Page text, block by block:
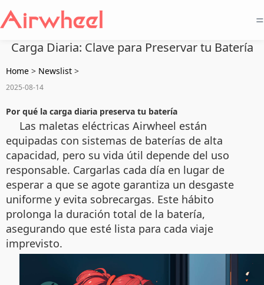
=
Carga Diaria: Clave para Preservar tu Batería
Home > Newslist >
2025-08-14
Por qué la carga diaria preserva tu batería
Las maletas eléctricas Airwheel están
equipadas con sistemas de baterías de alta
capacidad, pero su vida útil depende del uso
responsable. Cargarlas cada día en lugar de
esperar a que se agote garantiza un desgaste
uniforme y evita sobrecargas. Este hábito
prolonga la duración total de la batería,
asegurando que esté lista para cada viaje
imprevisto.